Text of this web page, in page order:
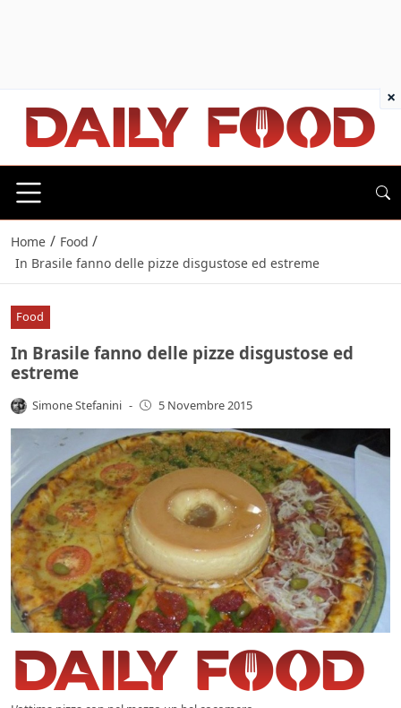
Home / Food /
In Brasile fanno delle pizze disgustose ed estreme
Food
In Brasile fanno delle pizze disgustose ed
estreme
Simone Stefanini - 5 Novembre 2015
×